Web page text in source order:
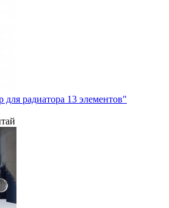
радиатора 13 элементов"